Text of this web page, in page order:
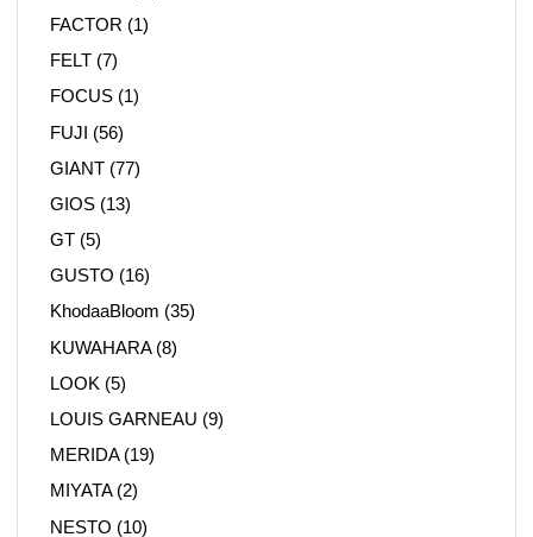
FACTOR (1)
FELT (7)
FOCUS (1)
FUJI (56)
GIANT (77)
GIOS (13)
GT (5)
GUSTO (16)
KhodaaBloom (35)
KUWAHARA(8)
LOOK (5)
LOUIS GARNEAU (9)
MERIDA(19)
MIYATA(2)
NESTO (10)